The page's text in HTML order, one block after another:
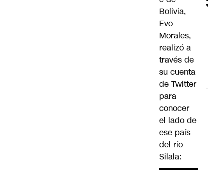
Bolivia,
Evo
Morales,
realizó a
través de
su cuenta
de Twitter
para
conocer
el lado de
ese país
del río
Silala: